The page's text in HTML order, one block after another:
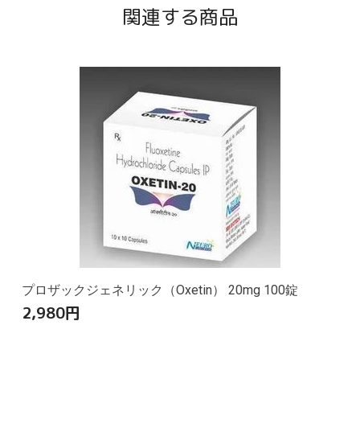
関連する商品
プロザックジェネリック（Oxetin） 20mg 100錠
2,980円